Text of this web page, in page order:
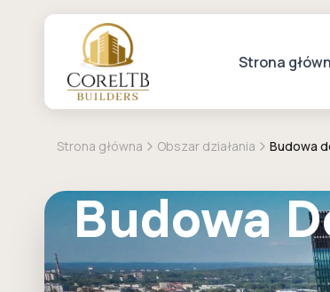
Strona
Strona główna Obszar działania Budowa
Budowa